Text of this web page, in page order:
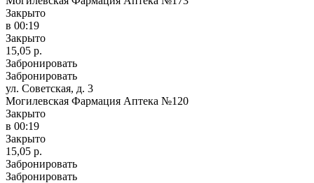
Закрыто
в 00:19
Закрыто
15,05 р.
Забронировать
Забронировать
ул. Советская, д. 3
Могилевская Фармация Аптека №120
Закрыто
в 00:19
Закрыто
15,05 р.
Забронировать
Забронировать